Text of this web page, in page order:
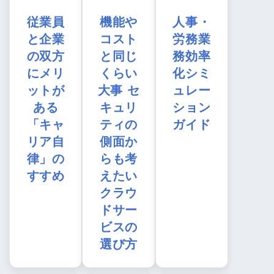
従業員
と企業
の双方
にメリ
ットが
ある
「キャ
リア自
律」の
すすめ
機能や
コスト
と同じ
くらい
大事 セ
キュリ
ティの
側面か
らも考
えたい
クラウ
ドサー
ビスの
選び方
人事・
労務業
務効率
化シミ
ュレー
ション
ガイド